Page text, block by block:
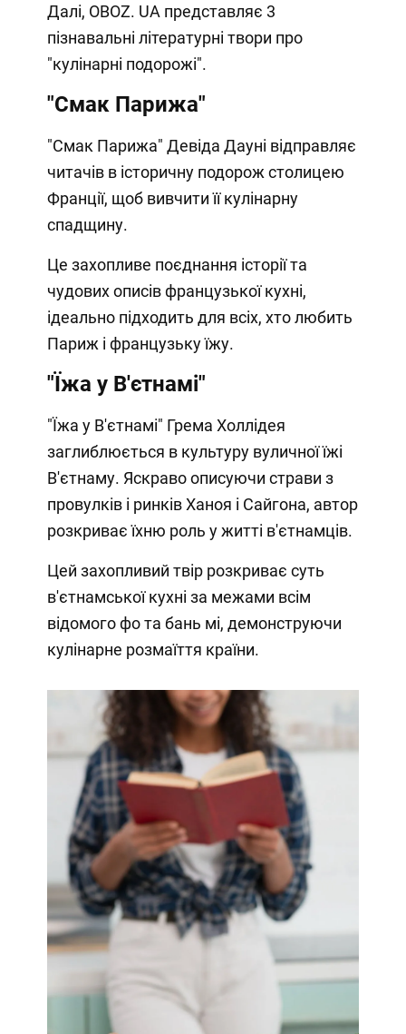
Далі, OBOZ. UA представляє 3
пізнавальні літературні твори про
"кулінарні подорожі".
"Смак Парижа"
"Смак Парижа" Девіда Дауні відправляє
читачів в історичну подорож столицею
Франції, щоб вивчити її кулінарну
спадщину.
Це захопливе поєднання історії та
чудових описів французької кухні,
ідеально підходить для всіх, хто любить
Париж і французьку їжу.
"Їжа у В'єтнамі"
"Їжа у В'єтнамі" Грема Холлідея
заглиблюється в культуру вуличної їжі
В'єтнаму. Яскраво описуючи страви з
провулків і ринків Ханоя і Сайгона, автор
розкриває їхню роль у житті в'єтнамців.
Цей захопливий твір розкриває суть
в'єтнамської кухні за межами всім
відомого фо та бань мі, демонструючи
кулінарне розмаїття країни.